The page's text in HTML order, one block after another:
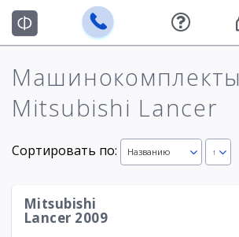
Машинокомплекты
Mitsubishi Lancer
Сортировать по: Названию ↑
Mitsubishi
Lancer 2009